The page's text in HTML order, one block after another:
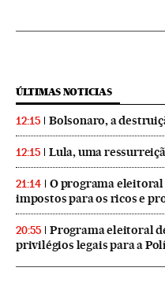
ÚLTIMAS NOTICIAS
12:15 Bolsonaro, a
12:15 Lula, uma
21:14
O programa eleitoral
impostos para os ricos e
20:55
Programa eleitoral
privilégios legais para a